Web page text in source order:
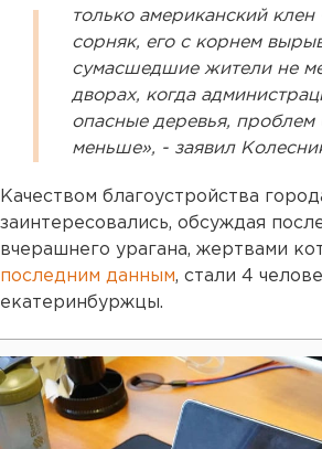
только американский
сорняк, его с корнем
сумасшедшие жители не
дворах, когда
опасные деревья,
меньше», - заявил
Качеством благоустройства
заинтересовались, обсуждая
вчерашнего урагана, жертвами
последним данным, стали 4
екатеринбуржцы.